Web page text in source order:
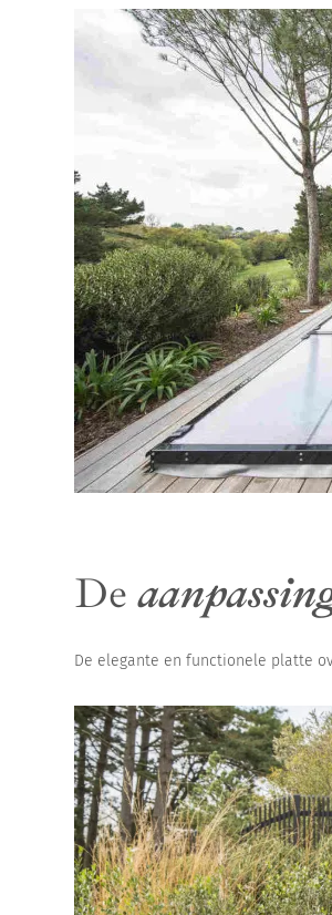
De
De elegante en functionele platte